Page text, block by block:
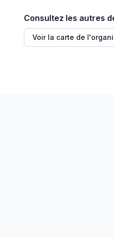
Consultez les autres
Voir la carte de